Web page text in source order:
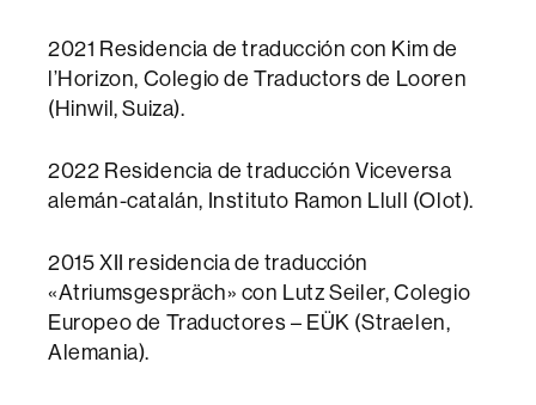
2021 Residencia de traducción con Kim de
l’Horizon, Colegio de Traductors de Looren
(Hinwil, Suiza).
2022 Residencia de traducción Viceversa
alemán-catalán, Instituto Ramon Llull (Olot).
2015 XII residencia de traducción
«Atriumsgespräch» con Lutz Seiler, Colegio
Europeo de Traductores – EÜK (Straelen,
Alemania).